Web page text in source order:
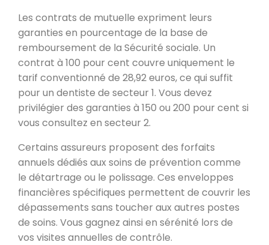
Les contrats de mutuelle expriment leurs
garanties en pourcentage de la base de
remboursement de la Sécurité sociale. Un
contrat à 100 pour cent couvre uniquement le
tarif conventionné de 28,92 euros, ce qui suffit
pour un dentiste de secteur 1. Vous devez
privilégier des garanties à 150 ou 200 pour cent si
vous consultez en secteur 2.
Certains assureurs proposent des forfaits
annuels dédiés aux soins de prévention comme
le détartrage ou le polissage. Ces enveloppes
financières spécifiques permettent de couvrir les
dépassements sans toucher aux autres postes
de soins. Vous gagnez ainsi en sérénité lors de
vos visites annuelles de contrôle.